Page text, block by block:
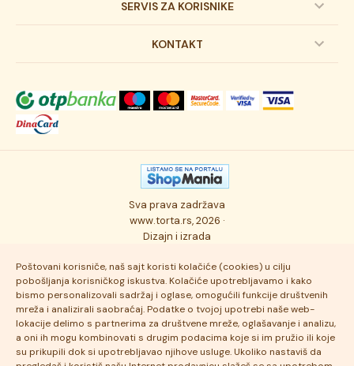
Poštovani korisniče, naš sajt koristi kolačiće (cookies) u cilju
pobošljanja korisničkog iskustva. Kolačiće upotrebljavamo i kako
bismo personalizovali sadržaj i oglase, omogućili funkcije društvenih
mreža i analizirali saobraćaj. Podatke o tvojoj upotrebi naše web-
lokacije delimo s partnerima za društvene mreže, oglašavanje i analizu,
a oni ih mogu kombinovati s drugim podacima koje si im pružio ili koje
su prikupili dok si upotrebljavao njihove usluge. Ukoliko nastaviš da
Dečije torte
Svadbene torte
Torta klasici
Osmisli tortu
Ukusi torti
SERVIS ZA KORISNIKE
Prijava na newsletter
Dostava robe
Autorska prava
Politika privatnosti
Najčešće postavljana pitanja
KONTAKT
Novosti
Posao
Kontakt
Sva prava zadržava
www.torta.rs, 2026 ·
Dizajn i izrada